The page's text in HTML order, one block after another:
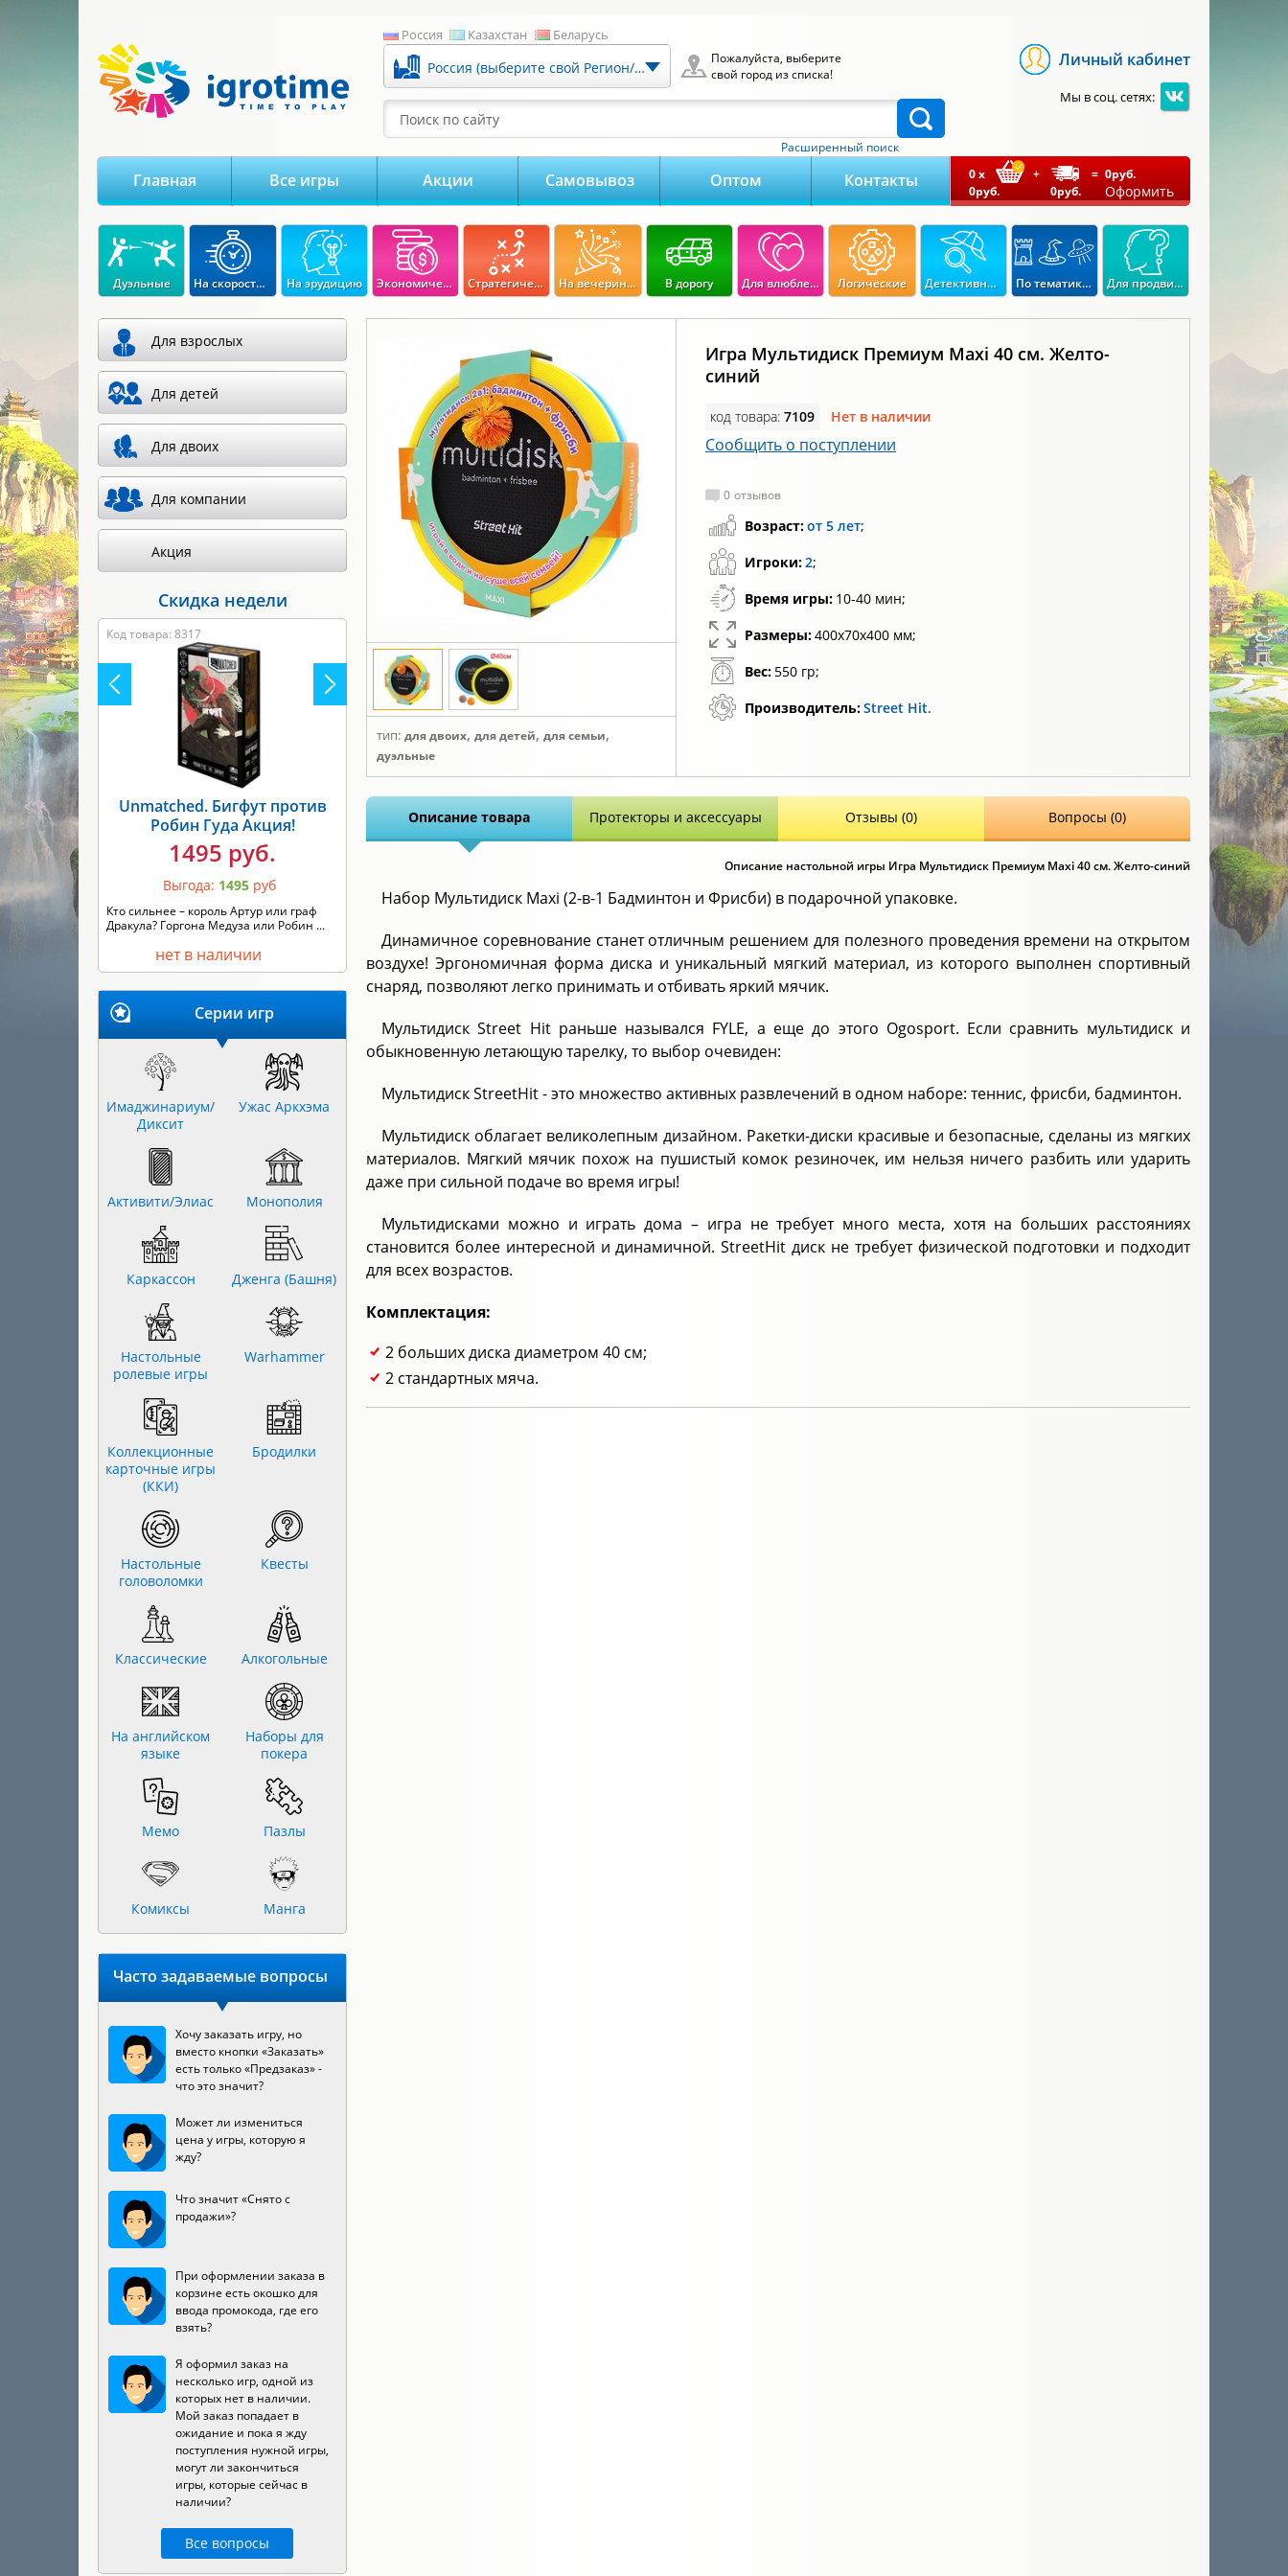
Россия Казахстан Беларусь
Россия (выберите свой Регион/Город)
Пожалуйста, выберите
свой город из списка!
Поиск по сайту
Расширенный поиск
Личный кабинет
Мы в соц. сетях:
Главная Все игры Акции Самовывоз Оптом Контакты 0x
0руб.
+
0руб.
= 0руб.
Оформить
Дуэльные На скорость реакции На эрудицию Экономические Стратегические На вечеринку В дорогу Для влюбленных Логические Детективные По тематикам Для продвинутых
тип: для двоих, для детей, для семьи,
дуэльные
Игра Мультидиск Премиум Maxi 40 см. Желто-
синий
код товара: 7109 Нет в наличии
Сообщить о поступлении
0 отзывов
Возраст:от 5 лет;
Игроки:2;
Время игры: 10-40 мин;
Размеры:400х70х400 мм;
Вес: 550 гр;
Производитель:Street Hit.
Описание товара Протекторы и аксессуары Отзывы (0) Вопросы (0)
Описание настольной игры Игра Мультидиск Премиум Maxi 40 см. Желто-синий
Набор Мультидиск Maxi (2-в-1 Бадминтон и Фрисби) в подарочной упаковке.
Динамичное соревнование станет отличным решением для полезного проведения времени на открытом
воздухе! Эргономичная форма диска и уникальный мягкий материал, из которого выполнен спортивный
снаряд, позволяют легко принимать и отбивать яркий мячик.
Мультидиск Street Hit раньше назывался FYLE, а еще до этого Ogosport. Если сравнить мультидиск и
обыкновенную летающую тарелку, то выбор очевиден:
Мультидиск StreetHit - это множество активных развлечений в одном наборе: теннис, фрисби, бадминтон.
Мультидиск облагает великолепным дизайном. Ракетки-диски красивые и безопасные, сделаны из мягких
материалов. Мягкий мячик похож на пушистый комок резиночек, им нельзя ничего разбить или ударить
даже при сильной подаче во время игры!
Мультидисками можно и играть дома – игра не требует много места, хотя на больших расстояниях
становится более интересной и динамичной. StreetHit диск не требует физической подготовки и подходит
для всех возрастов.
Комплектация:
2 больших диска диаметром 40 см;
2 стандартных мяча.
Для взрослых
Для детей
Для двоих
Для компании
Акция
Скидка недели
Код товара: 8317
Unmatched. Бигфут против
Робин Гуда Акция!
1495 руб.
Выгода: 1495 руб
Кто сильнее – король Артур или граф
Дракула? Горгона Медуза или Робин ...
нет в наличии
Серии игр
Имаджинариум/
Диксит
Ужас Аркхэма
Активити/Элиас Монополия
Каркассон Дженга (Башня)
Настольные
ролевые игры
Warhammer
Коллекционные
карточные игры
(ККИ)
Бродилки
Настольные
головоломки
Квесты
Классические Алкогольные
На английском
языке
Наборы для
покера
Мемо Пазлы
Комиксы Манга
Часто задаваемые вопросы
Хочу заказать игру, но
вместо кнопки «Заказать»
есть только «Предзаказ» -
что это значит?
Может ли измениться
цена у игры, которую я
жду?
Что значит «Снято с
продажи»?
При оформлении заказа в
корзине есть окошко для
ввода промокода, где его
взять?
Я оформил заказ на
несколько игр, одной из
которых нет в наличии.
Мой заказ попадает в
ожидание и пока я жду
поступления нужной игры,
могут ли закончиться
игры, которые сейчас в
наличии?
Все вопросы